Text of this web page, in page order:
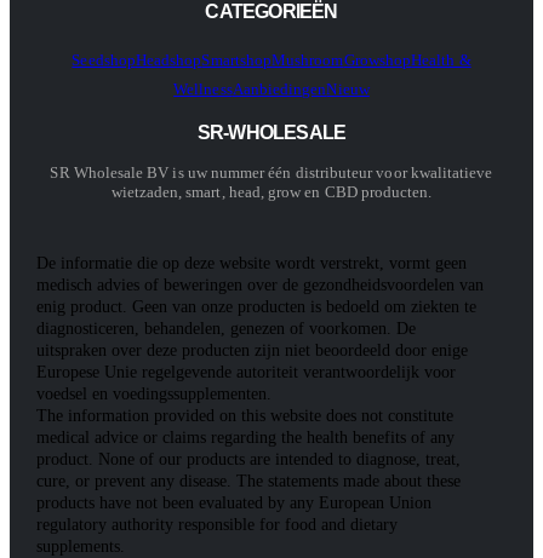
CATEGORIEËN
SeedshopHeadshopSmartshopMushroomGrowshopHealth &
WellnessAanbiedingenNieuw
SR-WHOLESALE
SR Wholesale BV is uw nummer één distributeur voor kwalitatieve
wietzaden, smart, head, grow en CBD producten.
De informatie die op deze website wordt verstrekt, vormt geen
medisch advies of beweringen over de gezondheidsvoordelen van
enig product. Geen van onze producten is bedoeld om ziekten te
diagnosticeren, behandelen, genezen of voorkomen. De
uitspraken over deze producten zijn niet beoordeeld door enige
Europese Unie regelgevende autoriteit verantwoordelijk voor
voedsel en voedingssupplementen.
The information provided on this website does not constitute
medical advice or claims regarding the health benefits of any
product. None of our products are intended to diagnose, treat,
cure, or prevent any disease. The statements made about these
products have not been evaluated by any European Union
regulatory authority responsible for food and dietary
supplements.